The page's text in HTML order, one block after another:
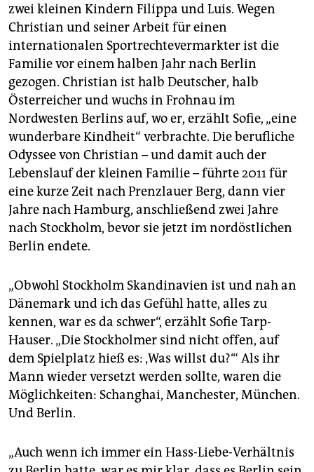
zwei kleinen Kindern Filippa und Luis. Wegen
Christian und seiner Arbeit für einen
internationalen Sportrechtevermarkter ist die
Familie vor einem halben Jahr nach Berlin
gezogen. Christian ist halb Deutscher, halb
Österreicher und wuchs in Frohnau im
Nordwesten Berlins auf, wo er, erzählt Sofie, „eine
wunderbare Kindheit“ verbrachte. Die berufliche
Odyssee von Christian – und damit auch der
Lebenslauf der kleinen Familie – führte 2011 für
eine kurze Zeit nach Prenzlauer Berg, dann vier
Jahre nach Hamburg, anschließend zwei Jahre
nach Stockholm, bevor sie jetzt im nordöstlichen
Berlin endete.
„Obwohl Stockholm Skandinavien ist und nah an
Dänemark und ich das Gefühl hatte, alles zu
kennen, war es da schwer“, erzählt Sofie Tarp-
Hauser. „Die Stockholmer sind nicht offen, auf
dem Spielplatz hieß es: ‚Was willst du?‘“ Als ihr
Mann wieder versetzt werden sollte, waren die
Möglichkeiten: Schanghai, Manchester, München.
Und Berlin.
„Auch wenn ich immer ein Hass-Liebe-Verhältnis